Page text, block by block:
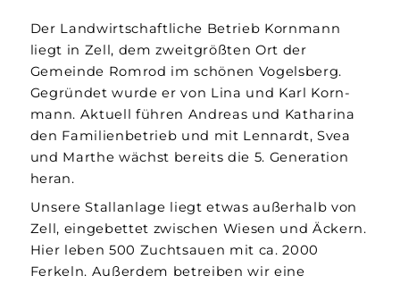
Der Landwirtschaftliche Betrieb Korn­mann
liegt in Zell, dem zweit­­größten Ort der
Gemeinde Romrod im schönen Vogels­berg.
Gegründet wurde er von Lina und Karl Korn­
mann. Aktuell führen Andreas und Katharina
den Familien­betrieb und mit Lennardt, Svea
und Marthe wächst bereits die 5. Generation
heran.
Unsere Stall­anlage liegt etwas außer­halb von
Zell, ein­gebettet zwischen Wiesen und Äckern.
Hier leben 500 Zucht­­sauen mit ca. 2000
Ferkeln. Außer­dem betreiben wir eine